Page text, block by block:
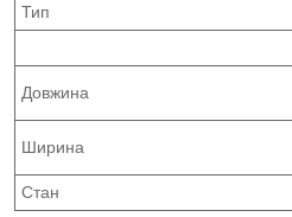
Тип
Довжина
Ширина
Стан